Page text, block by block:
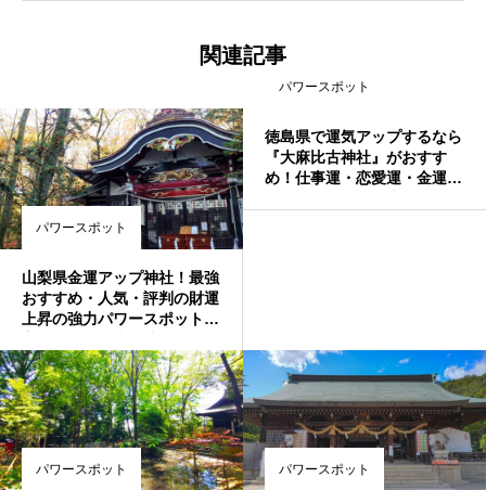
関連記事
パワースポット
山梨県金運アップ神社！最強
おすすめ・人気・評判の財運
上昇の強力パワースポット！
返済・玉の輿・商売繁盛のご
利益
パワースポット
徳島県で運気アップするなら
『大麻比古神社』がおすす
め！仕事運・恋愛運・金運が
パワースポット パワースポット